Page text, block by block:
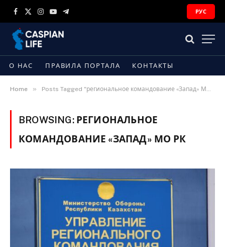
Facebook
X
Instagram
YouTubeTelegram
РУС
О НАС ПРАВИЛА ПОРТАЛА КОНТАКТЫ
Home » Posts Tagged "региональное командование «Запад» МО РК"
BROWSING: РЕГИОНАЛЬНОЕ
КОМАНДОВАНИЕ «ЗАПАД» МО РК